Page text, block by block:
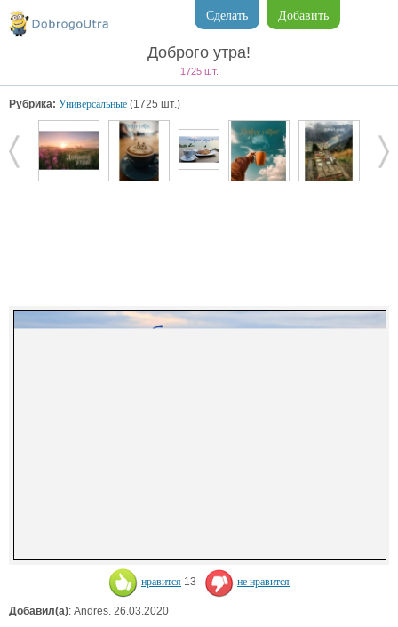
Добавить
Сделать
Доброго утра!
1725 шт.
Рубрика: Универсальные (1725 шт.)
нравится 13 не нравится
Добавил(а): Andres. 26.03.2020